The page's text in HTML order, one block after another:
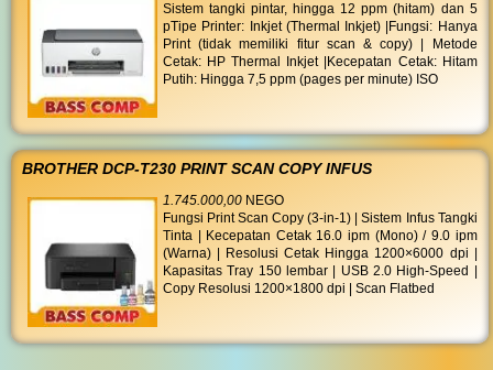
Sistem tangki pintar, hingga 12 ppm (hitam) dan 5
pTipe Printer: Inkjet (Thermal Inkjet) |Fungsi: Hanya
Print (tidak memiliki fitur scan & copy) | Metode
Cetak: HP Thermal Inkjet |Kecepatan Cetak: Hitam
Putih: Hingga 7,5 ppm (pages per minute) ISO
BROTHER DCP-T230 PRINT SCAN COPY INFUS
1.745.000,00 NEGO
Fungsi Print Scan Copy (3-in-1) | Sistem Infus Tangki
Tinta | Kecepatan Cetak 16.0 ipm (Mono) / 9.0 ipm
(Warna) | Resolusi Cetak Hingga 1200×6000 dpi |
Kapasitas Tray 150 lembar | USB 2.0 High-Speed |
Copy Resolusi 1200×1800 dpi | Scan Flatbed